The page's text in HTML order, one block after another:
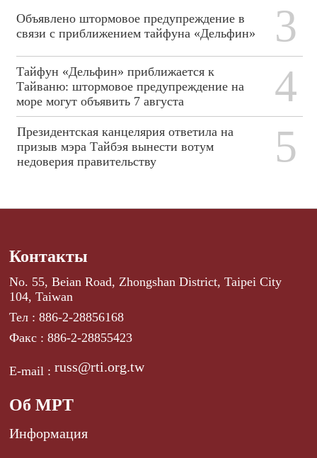
Объявлено штормовое предупреждение в
связи с приближением тайфуна «Дельфин»
3
Тайфун «Дельфин» приближается к
Тайваню: штормовое предупреждение на
море могут объявить 7 августа
4
Президентская канцелярия ответила на
призыв мэра Тайбэя вынести вотум
недоверия правительству
5
Контакты
No. 55, Beian Road, Zhongshan District, Taipei City
104, Taiwan
Тел : 886-2-28856168
Факс : 886-2-28855423
E-mail :russ@rti.org.tw
Об МРТ
Информация